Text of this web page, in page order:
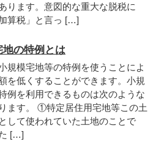
ります。意図的な重大な脱税に
算税」と言っ […]
地の特例とは
規模宅地等の特例を使うことによ
を低くすることができます。小規
例を利用できるものは次のような
ます。 ①特定居住用宅地等この土
して使われていた土地のことで
[…]